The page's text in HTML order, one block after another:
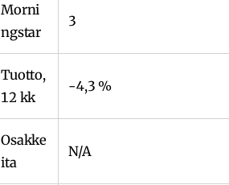
Morni
ngstar
3
Tuotto,
12 kk
-4,3 %
Osakke
ita
N/A